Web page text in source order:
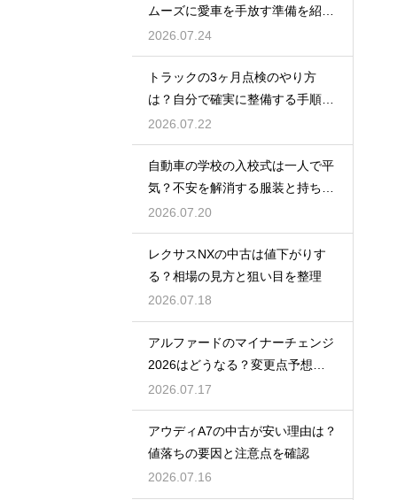
ムーズに愛車を手放す準備を紹
介！
2026.07.24
トラックの3ヶ月点検のやり方
は？自分で確実に整備する手順を
紹介
2026.07.22
自動車の学校の入校式は一人で平
気？不安を解消する服装と持ち
物！
2026.07.20
レクサスNXの中古は値下がりす
る？相場の見方と狙い目を整理
2026.07.18
アルファードのマイナーチェンジ
2026はどうなる？変更点予想と
買い時
2026.07.17
アウディA7の中古が安い理由は？
値落ちの要因と注意点を確認
2026.07.16